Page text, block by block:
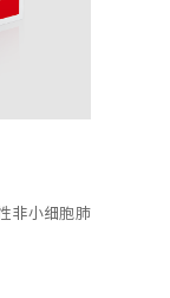
非小细胞肺